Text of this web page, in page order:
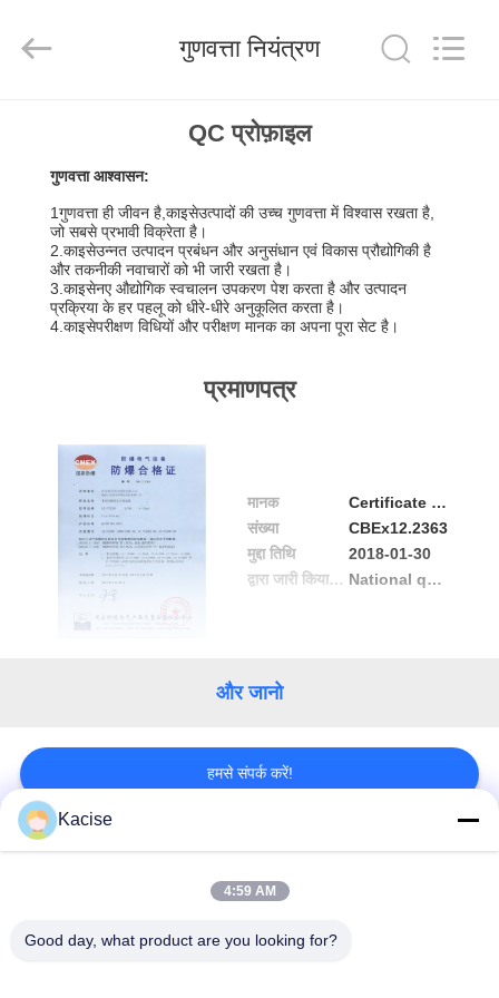
उत्पाद
वीडियो
हमारे
फैक्टरी
गुणवत्ता
नियंत्रण
करें
समाचार
मामलों
Optronics
Co.,Ltd..
गुणवत्ता नियंत्रण
QC प्रोफ़ाइल
गुणवत्ता आश्वासन:
1गुणवत्ता ही जीवन है,काइसेउत्पादों की उच्च गुणवत्ता में विश्वास रखता है,
जो सबसे प्रभावी विक्रेता है।
2.काइसेउन्नत उत्पादन प्रबंधन और अनुसंधान एवं विकास प्रौद्योगिकी है
और तकनीकी नवाचारों को भी जारी रखता है।
3.काइसेनए औद्योगिक स्वचालन उपकरण पेश करता है और उत्पादन
प्रक्रिया के हर पहलू को धीरे-धीरे अनुकूलित करता है।
4.काइसेपरीक्षण विधियों और परीक्षण मानक का अपना पूरा सेट है।
प्रमाणपत्र
मानक
Certificate of Conformity
संख्या
CBEx12.2363
मुद्दा तिथि
2018-01-30
द्वारा जारी किया गया
National quality supervision center
और जानो
हमसे संपर्क करें!
लोकप्रिय श्रेणियां
जल गुणवत्ता सेंसर सटीक दबाव सेंसर
Kacise
4:59 AM
Good day, what product are you looking for?